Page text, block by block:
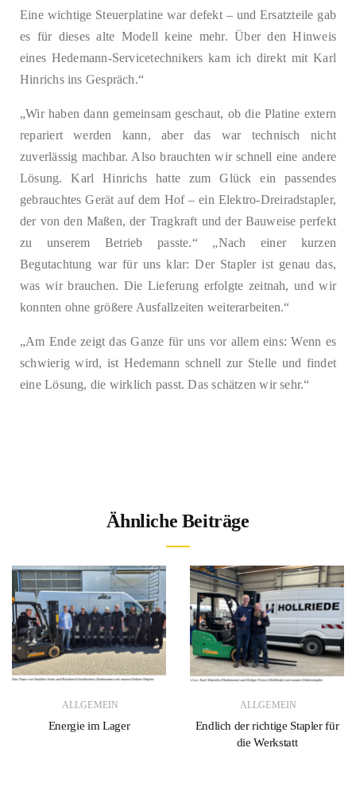
Eine wichtige Steuerplatine war defekt – und Ersatzteile gab
es für dieses alte Modell keine mehr. Über den Hinweis
eines Hedemann-Servicetechnikers kam ich direkt mit Karl
Hinrichs ins Gespräch.“
„Wir haben dann gemeinsam geschaut, ob die Platine extern
repariert werden kann, aber das war technisch nicht
zuverlässig machbar. Also brauchten wir schnell eine andere
Lösung. Karl Hinrichs hatte zum Glück ein passendes
gebrauchtes Gerät auf dem Hof – ein Elektro-Dreiradstapler,
der von den Maßen, der Tragkraft und der Bauweise perfekt
zu unserem Betrieb passte.“ „Nach einer kurzen
Begutachtung war für uns klar: Der Stapler ist genau das,
was wir brauchen. Die Lieferung erfolgte zeitnah, und wir
konnten ohne größere Ausfallzeiten weiterarbeiten.“
„Am Ende zeigt das Ganze für uns vor allem eins: Wenn es
schwierig wird, ist Hedemann schnell zur Stelle und findet
eine Lösung, die wirklich passt. Das schätzen wir sehr.“
Ähnliche Beiträge
ALLGEMEIN
Energie im Lager
ALLGEMEIN
Endlich der richtige Stapler für
die Werkstatt